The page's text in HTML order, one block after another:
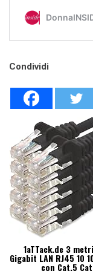
Condividi
1aTTack.de 3
Gigabit LAN RJ45 10
con Cat.5